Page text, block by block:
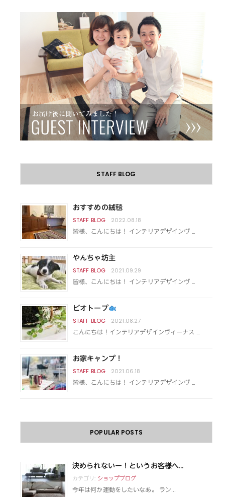
STAFF BLOG
おすすめの絨毯
2022.08.18
皆様、こんにちは！ インテリアデザインヴ …
やんちゃ坊主
2021.09.29
皆様、こんにちは！ インテリアデザインヴ …
ビオトープ
2021.08.27
こんにちは！インテリアデザインヴィーナス …
お家キャンプ！
2021.06.18
皆様、こんにちは！ インテリアデザインヴ …
POPULAR POSTS
決められないー！というお客様へ...
カテゴリ: ショップブログ
今年は何か運動をしたいなあ。 ラン...